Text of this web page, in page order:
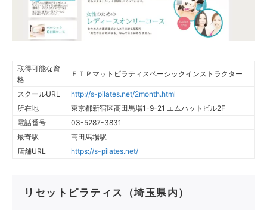
取得可能な資
格
ＦＴＰマットピラティスベーシックインストラクター
スクールURL
http://s-pilates.net/2month.html
所在地
東京都新宿区高田馬場1-9-21 エムハットビル2F
電話番号
03-5287-3831
最寄駅
高田馬場駅
店舗URL
https://s-pilates.net/
リセットピラティス（埼玉県内）